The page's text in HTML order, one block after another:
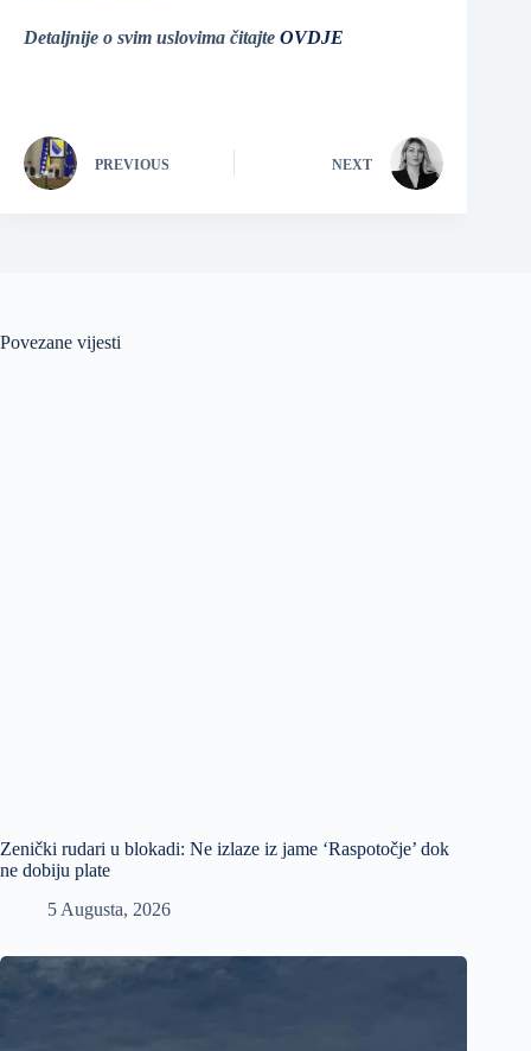
Detaljnije o svim uslovima čitajte OVDJE
PREVIOUS NEXT
Povezane vijesti
Zenički rudari u blokadi: Ne izlaze iz jame ‘Raspotočje’ dok
ne dobiju plate
5 Augusta, 2026